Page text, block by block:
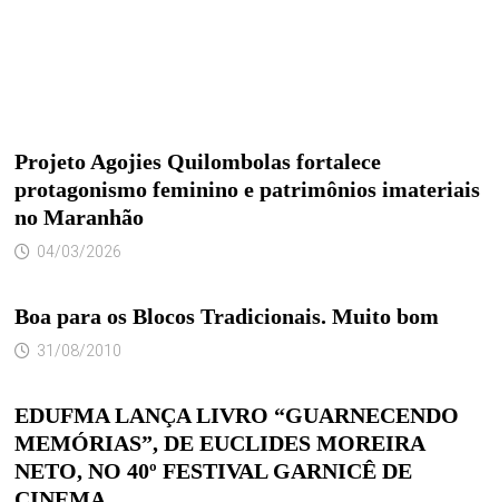
Projeto Agojies Quilombolas fortalece
protagonismo feminino e patrimônios imateriais
no Maranhão
04/03/2026
Boa para os Blocos Tradicionais. Muito bom
31/08/2010
EDUFMA LANÇA LIVRO “GUARNECENDO
MEMÓRIAS”, DE EUCLIDES MOREIRA
NETO, NO 40º FESTIVAL GARNICÊ DE